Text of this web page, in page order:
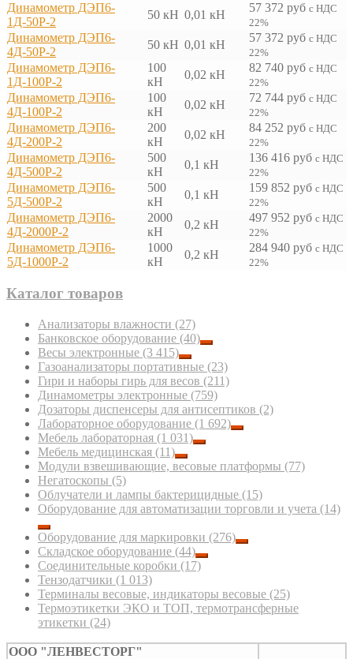
Динамометр ДЭП6-
1Д-50Р-2
50 кН 0,01 кН
57 372 руб с НДС
22%
Динамометр ДЭП6-
4Д-50Р-2
50 кН 0,01 кН
57 372 руб с НДС
22%
Динамометр ДЭП6-
1Д-100Р-2
100
кН
0,02 кН
82 740 руб с НДС
22%
Динамометр ДЭП6-
4Д-100Р-2
100
кН
0,02 кН
72 744 руб с НДС
22%
Динамометр ДЭП6-
4Д-200Р-2
200
кН
0,02 кН
84 252 руб с НДС
22%
Динамометр ДЭП6-
4Д-500Р-2
500
кН
0,1 кН
136 416 руб с НДС
22%
Динамометр ДЭП6-
5Д-500Р-2
500
кН
0,1 кН
159 852 руб с НДС
22%
Динамометр ДЭП6-
4Д-2000Р-2
2000
кН
0,2 кН
497 952 руб с НДС
22%
Динамометр ДЭП6-
5Д-1000Р-2
1000
кН
0,2 кН
284 940 руб с НДС
22%
Каталог товаров
Анализаторы влажности (27)
Банковское оборудование (40)
Весы электронные (3 415)
Газоанализаторы портативные (23)
Гири и наборы гирь для весов (211)
Динамометры электронные (759)
Дозаторы диспенсеры для антисептиков (2)
Лабораторное оборудование (1 692)
Мебель лабораторная (1 031)
Мебель медицинская (11)
Модули взвешивающие, весовые платформы (77)
Негатоскопы (5)
Облучатели и лампы бактерицидные (15)
Оборудование для автоматизации торговли и учета (14)
Оборудование для маркировки (276)
Складское оборудование (44)
Соединительные коробки (17)
Тензодатчики (1 013)
Терминалы весовые, индикаторы весовые (25)
Термоэтикетки ЭКО и ТОП, термотрансферные
этикетки (24)
ООО "ЛЕНВЕСТОРГ"